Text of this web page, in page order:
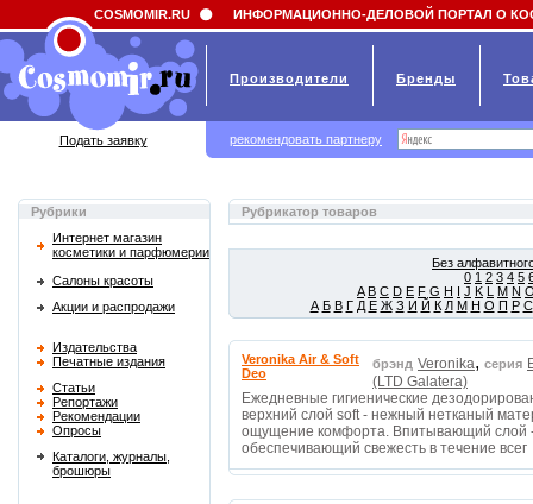
Field 'news_title' doesn't have a default value
Рубрики
Интернет магазин
косметики и парфюмерии
Салоны красоты
Акции и распродажи
Издательства
Печатные издания
Статьи
Репортажи
Рекомендации
Опросы
Каталоги, журналы,
брошюры
Рубрикатор товаров
Без
0 1 2 3 4 5
A B C D E F G H I J K L M N
А Б В Г Д Е Ж З И Й К Л М Н О П Р С
Veronika Air & Soft
Deo
брэнд Veronika, серия
(LTD Galatera)
Ежедневные гигиенические
верхний слой soft - нежный нетканый
ощущение комфорта. Впитывающий слой
обеспечивающий свежесть в течение всег
COSMOMIR.RU ИНФОРМАЦИОННО-ДЕЛОВОЙ ПОРТАЛ О
Производители Бренды
Подать заявку рекомендовать партнеру